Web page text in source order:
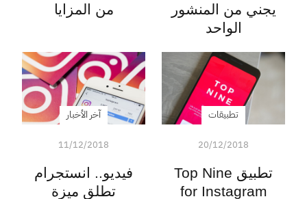
يجني من المنشور
الواحد
من المزايا
تطبيقات
20/12/2018
تطبيق Top Nine
for Instagram
آخر الأخبار
11/12/2018
فيديو.. انستجرام
تطلق ميزة